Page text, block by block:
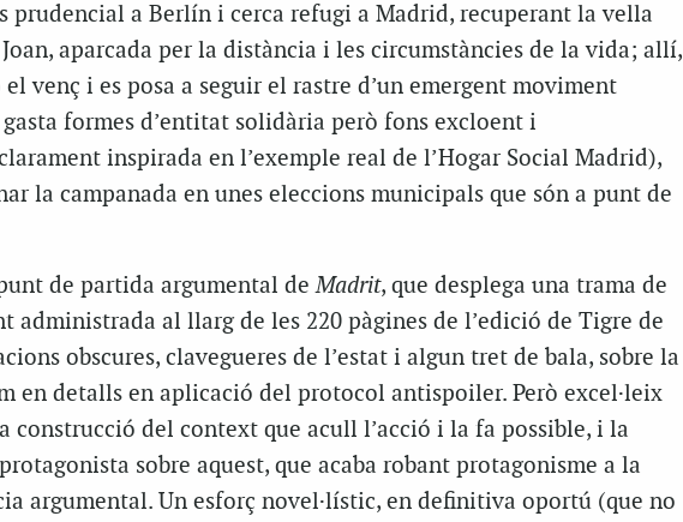
prudencial a Berlín i cerca refugi a Madrid, recuperant la vella
aparcada per la distància i les circumstàncies de la vida; allí,
venç i es posa a seguir el rastre d’un emergent moviment
formes d’entitat solidària però fons excloent i
inspirada en l’exemple real de l’Hogar Social Madrid),
la campanada en unes eleccions municipals que són a punt de
de partida argumental deMadrit, que desplega una trama de
administrada al llarg de les 220 pàgines de l’edició de Tigre de
obscures, clavegueres de l’estat i algun tret de bala, sobre la
en detalls en aplicació del protocol antispoiler. Però excel·leix
construcció del context que acull l’acció i la fa possible, i la
sobre aquest, que acaba robant protagonisme a la
argumental. Un esforç novel·lístic, en definitiva oportú (que no